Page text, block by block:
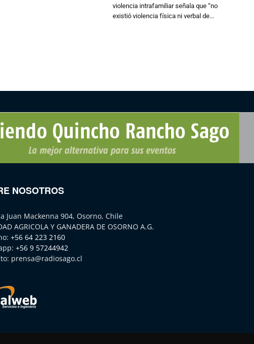
violencia intrafamiliar señala que “no
existió violencia física ni verbal de...
NOSOTROS
Juan Mackenna 904, Osorno, Chile
AGRICOLA Y GANADERA DE OSORNO A.G.
+56 64 223 2160
+56 9 57244942
prensa@radiosago.cl